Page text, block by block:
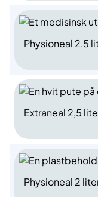
Physioneal 2,5
Extraneal 2,5
Physioneal 2